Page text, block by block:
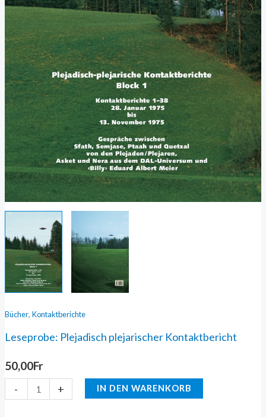
Bücher, Kontaktberichte
Leseprobe: Plejadisch plejarischer Kontaktbericht
50,00Fr
- + IN DEN WARENKORB